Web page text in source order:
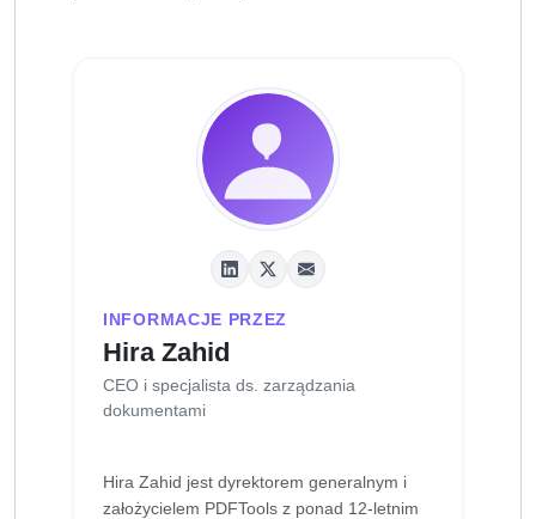
INFORMACJE PRZEZ
Hira Zahid
CEO i specjalista ds. zarządzania
dokumentami
Hira Zahid jest dyrektorem generalnym i
założycielem PDFTools z ponad 12-letnim